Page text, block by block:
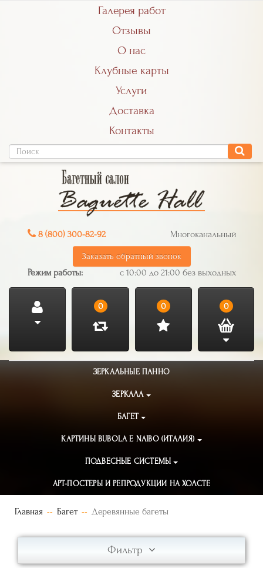
Галерея работ
Отзывы
О нас
Клубные карты
Услуги
Доставка
Контакты
8 (800) 300-82-92 Многоканальный
Заказать обратный звонок
Режим работы: с 10:00 до 21:00 без выходных
0 0 0
ЗЕРКАЛЬНЫЕ ПАННО
ЗЕРКАЛА
БАГЕТ
КАРТИНЫ BUBOLA E NAIBO (ИТАЛИЯ)
ПОДВЕСНЫЕ СИСТЕМЫ
АРТ-ПОСТЕРЫ И РЕПРОДУКЦИИ НА ХОЛСТЕ
Главная Багет Деревянные багеты
Фильтр